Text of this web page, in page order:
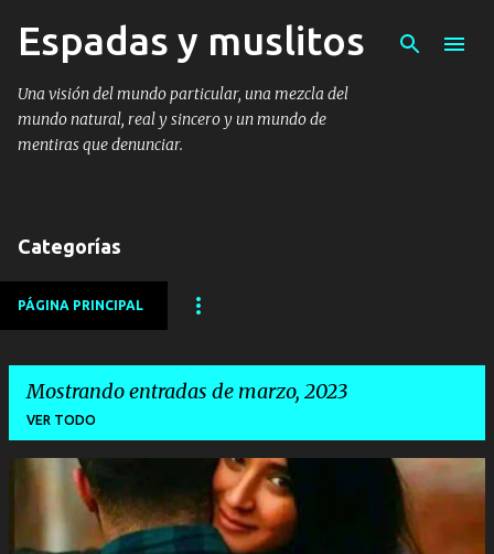
Ir al contenido principal
Espadas y muslitos
Una visión del mundo particular, una mezcla del
mundo natural, real y sincero y un mundo de
mentiras que denunciar.
Categorías
PÁGINA PRINCIPAL
Mostrando entradas de marzo, 2023
VER TODO
E